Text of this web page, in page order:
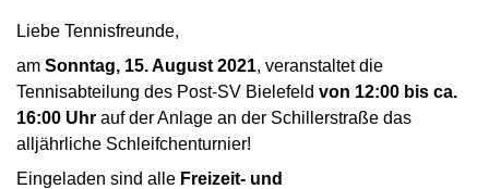
Liebe Tennisfreunde,
am Sonntag, 15. August 2021, veranstaltet die
Tennisabteilung des Post-SV Bielefeld von 12:00 bis ca.
16:00 Uhr auf der Anlage an der Schillerstraße das
alljährliche Schleifchenturnier!
Eingeladen sind alle Freizeit- und